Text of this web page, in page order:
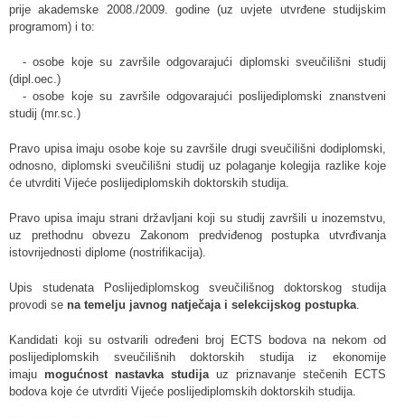
prije akademske 2008./2009. godine (uz uvjete utvrđene studijskim
programom) i to:
- osobe koje su završile odgovarajući diplomski sveučilišni studij
(dipl.oec.)
- osobe koje su završile odgovarajući poslijediplomski znanstveni
studij (mr.sc.)
Pravo upisa imaju osobe koje su završile drugi sveučilišni dodiplomski,
odnosno, diplomski sveučilišni studij uz polaganje kolegija razlike koje
će utvrditi Vijeće poslijediplomskih doktorskih studija.
Pravo upisa imaju strani državljani koji su studij završili u inozemstvu,
uz prethodnu obvezu Zakonom predviđenog postupka utvrđivanja
istovrijednosti diplome (nostrifikacija).
Upis studenata Poslijediplomskog sveučilišnog doktorskog studija
provodi se na temelju javnog natječaja i selekcijskog postupka
Kandidati koji su ostvarili određeni broj ECTS bodova na nekom od
poslijediplomskih sveučilišnih doktorskih studija iz ekonomije
imaju mogućnost nastavka studijauz priznavanje stečenih ECTS
bodova koje će utvrditi Vijeće poslijediplomskih doktorskih studija.